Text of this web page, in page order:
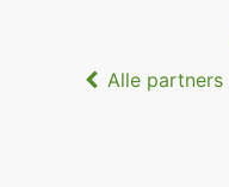
Alle partners